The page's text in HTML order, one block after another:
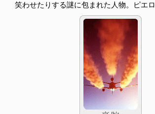
笑わせたりする謎に包まれた人物。ピエロ